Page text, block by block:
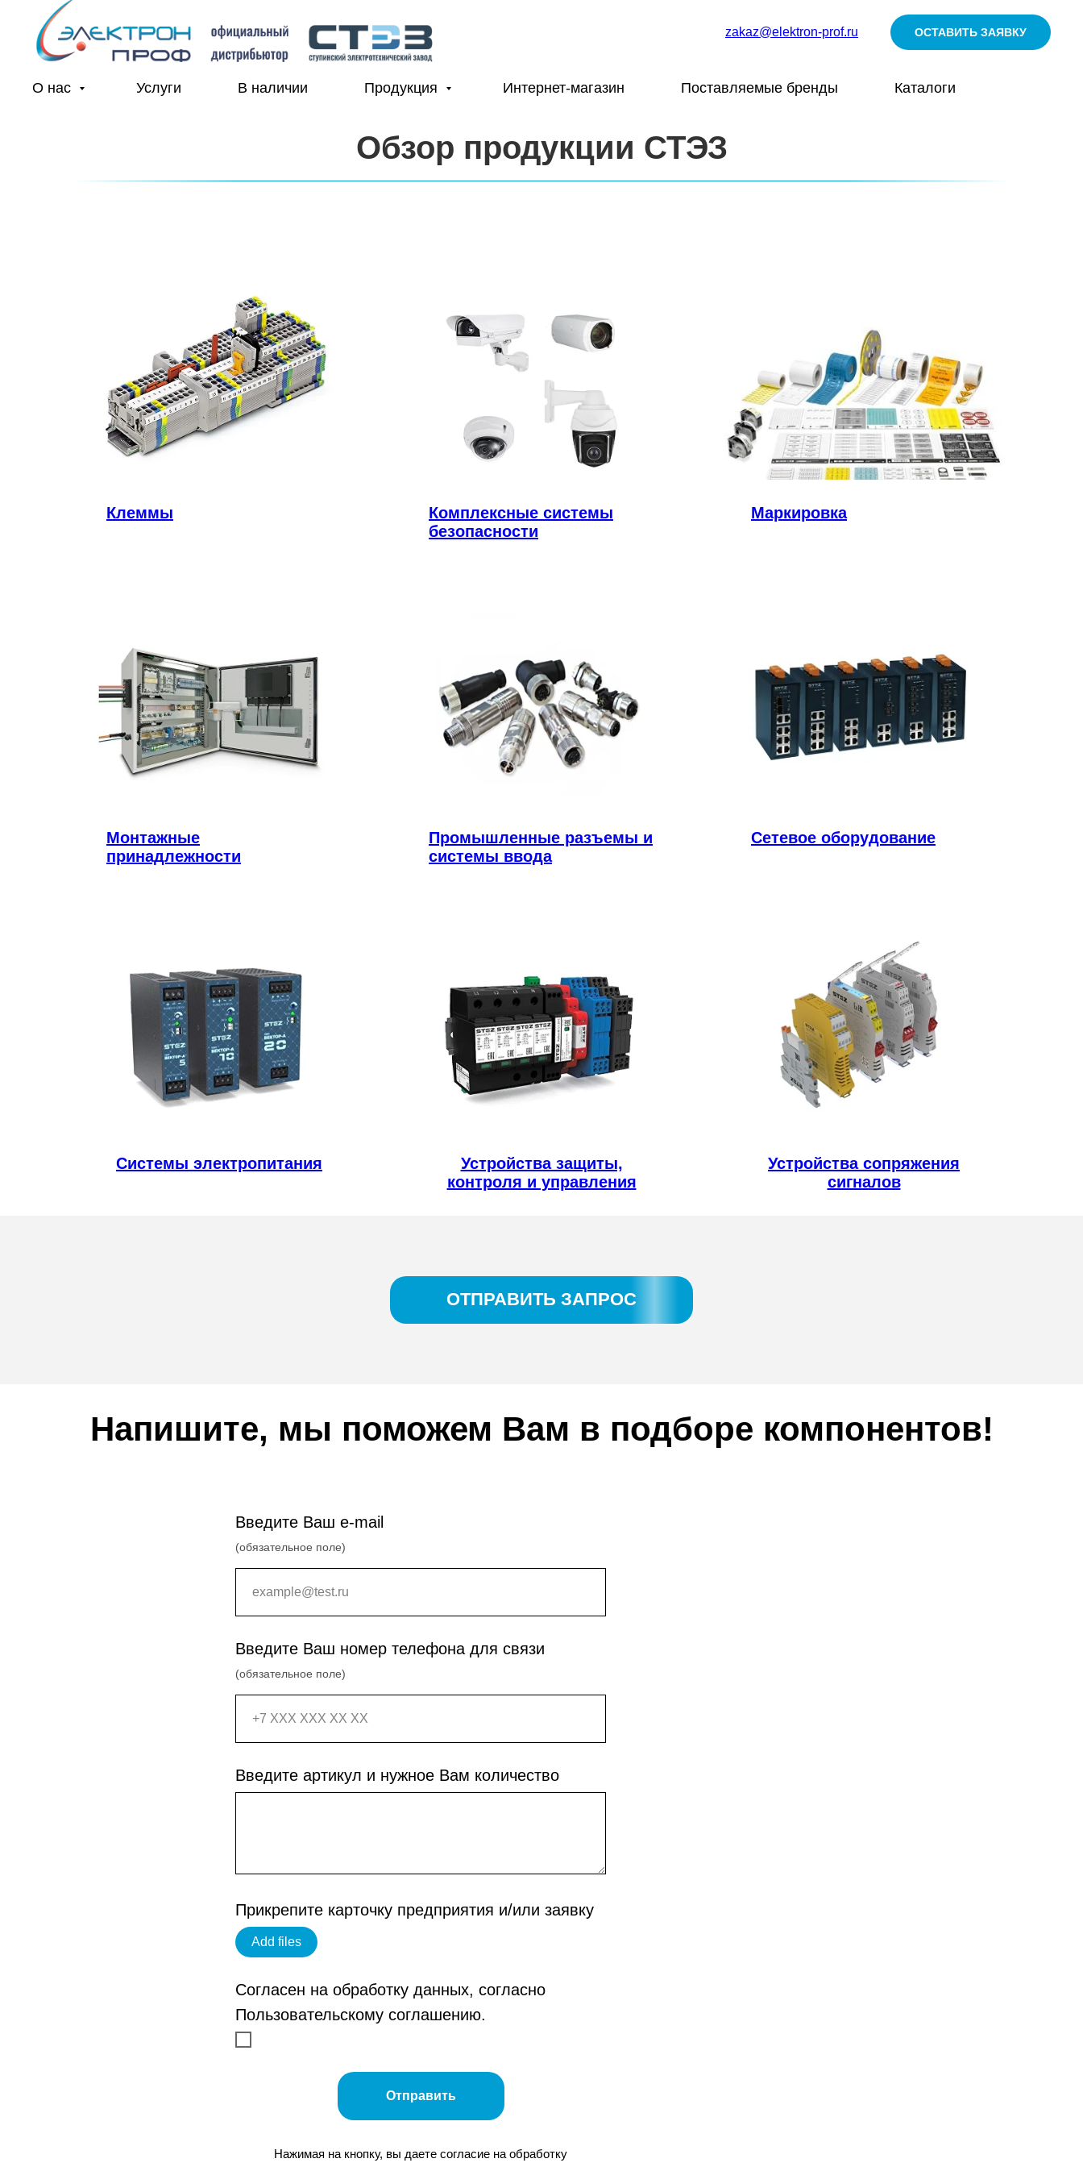
zakaz@elektron-prof.ru ОСТАВИТЬ ЗАЯВКУ
О нас Услуги В наличии Продукция Интернет-магазин Поставляемые бренды Каталоги
Обзор продукции СТЭЗ
Клеммы
Комплексные системы
безопасности
Маркировка
Монтажные
принадлежности
Промышленные разъемы и
системы ввода
Сетевое оборудование
Системы электропитания
Устройства защиты,
контроля и управления
Устройства сопряжения
сигналов
ОТПРАВИТЬ ЗАПРОС
Напишите, мы поможем Вам в подборе компонентов!
Введите Ваш e-mail
(обязательное поле)
Введите Ваш номер телефона для связи
(обязательное поле)
Введите артикул и нужное Вам количество
Прикрепите карточку предприятия и/или заявку
Add files
Согласен на обработку данных, согласно
Пользовательскому соглашению.
Отправить
Нажимая на кнопку, вы даете согласие на обработку